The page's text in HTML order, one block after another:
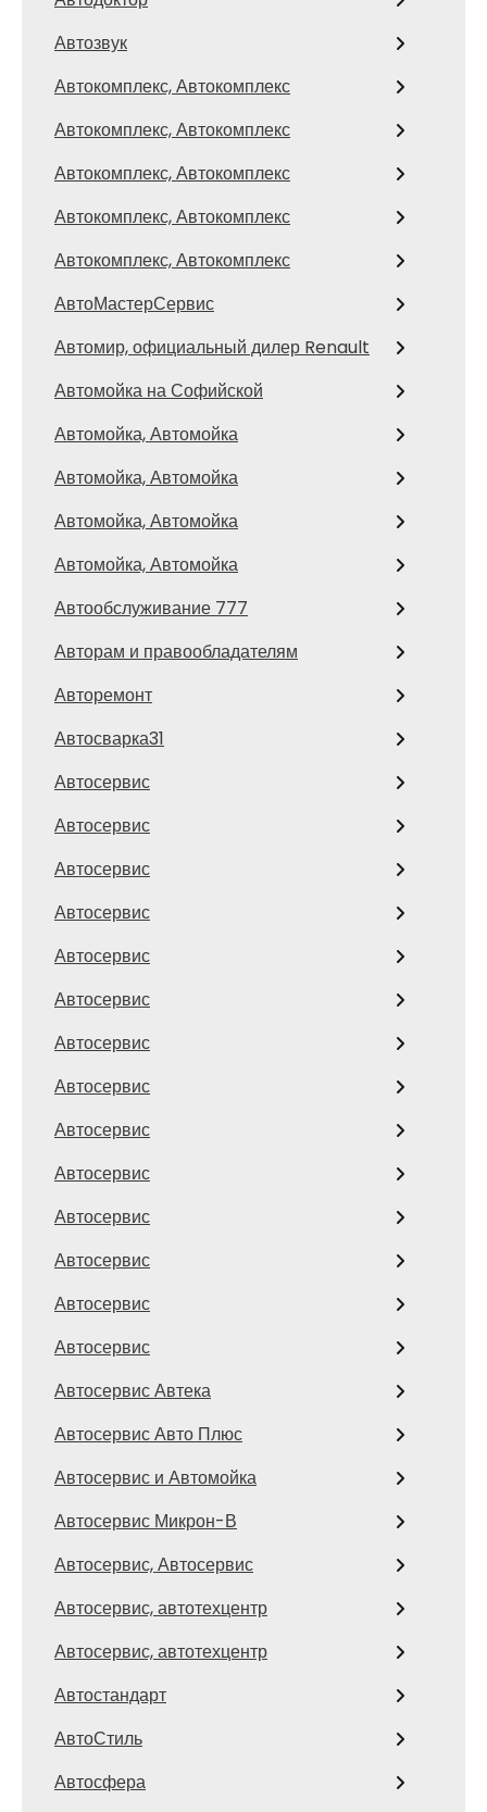
Автозвук
Автокомплекс, Автокомплекс
Автокомплекс, Автокомплекс
Автокомплекс, Автокомплекс
Автокомплекс, Автокомплекс
Автокомплекс, Автокомплекс
АвтоМастерСервис
Автомир, официальный дилер Renault
Автомойка на Софийской
Автомойка, Автомойка
Автомойка, Автомойка
Автомойка, Автомойка
Автомойка, Автомойка
Автообслуживание 777
Авторам и правообладателям
Авторемонт
Автосварка31
Автосервис
Автосервис
Автосервис
Автосервис
Автосервис
Автосервис
Автосервис
Автосервис
Автосервис
Автосервис
Автосервис
Автосервис
Автосервис
Автосервис
Автосервис Автека
Автосервис Авто Плюс
Автосервис и Автомойка
Автосервис Микрон-В
Автосервис, Автосервис
Автосервис, автотехцентр
Автосервис, автотехцентр
Автостандарт
АвтоСтиль
Автосфера